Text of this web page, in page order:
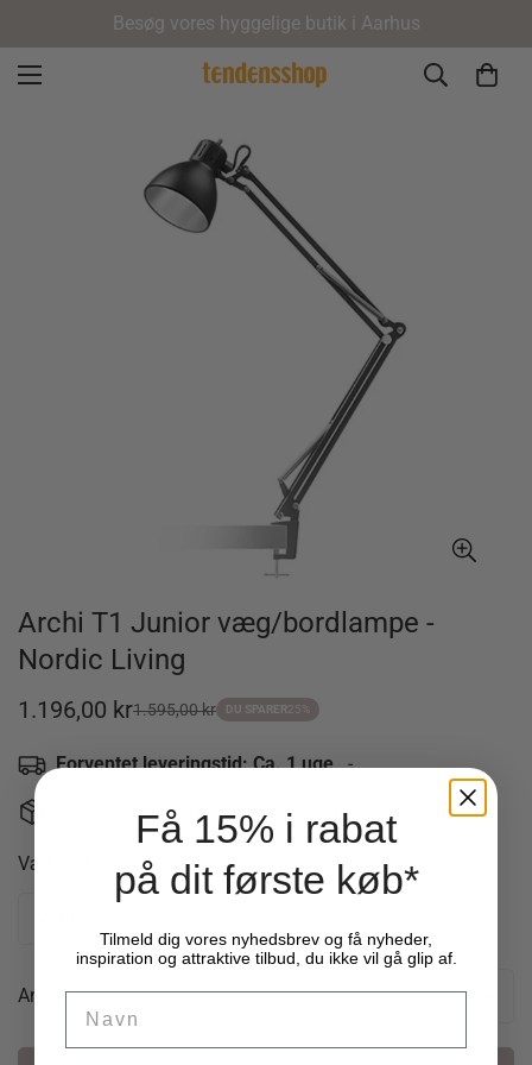
Besøg vores hyggelige butik i Aarhus
Archi T1 Junior væg/bordlampe -
Nordic Living
Udsalgspris
1.196,00 kr
Normal
1.595,00 kr DU SPARER 25%
Forventet leveringstid: Ca. 1 uge -
Levering fra 49 kr. - 14 dages returret
Vælg farve: White
Antal
Få 15% i rabat
på dit første køb*
Tilmeld dig vores nyhedsbrev og få nyheder,
inspiration og attraktive tilbud, du ikke vil gå glip af.